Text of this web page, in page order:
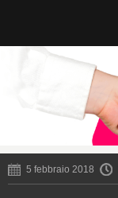
5 febbraio 2018